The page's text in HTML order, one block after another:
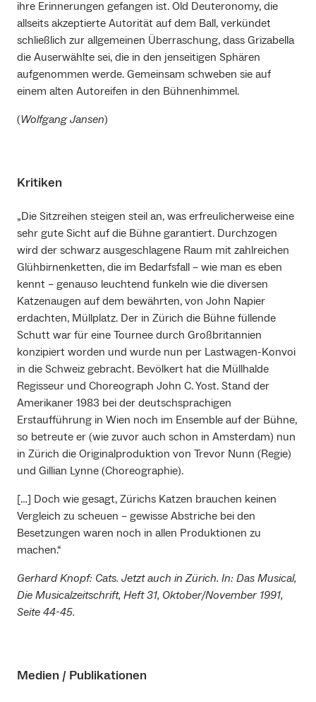
ihre Erinnerungen gefangen ist. Old Deuteronomy, die
allseits akzeptierte Autorität auf dem Ball, verkündet
schließlich zur allgemeinen Überraschung, dass Grizabella
die Auserwählte sei, die in den jenseitigen Sphären
aufgenommen werde. Gemeinsam schweben sie auf
einem alten Autoreifen in den Bühnenhimmel.
(Wolfgang Jansen)
Kritiken
„Die Sitzreihen steigen steil an, was erfreulicherweise eine
sehr gute Sicht auf die Bühne garantiert. Durchzogen
wird der schwarz ausgeschlagene Raum mit zahlreichen
Glühbirnenketten, die im Bedarfsfall – wie man es eben
kennt – genauso leuchtend funkeln wie die diversen
Katzenaugen auf dem bewährten, von John Napier
erdachten, Müllplatz. Der in Zürich die Bühne füllende
Schutt war für eine Tournee durch Großbritannien
konzipiert worden und wurde nun per Lastwagen-Konvoi
in die Schweiz gebracht. Bevölkert hat die Müllhalde
Regisseur und Choreograph John C. Yost. Stand der
Amerikaner 1983 bei der deutschsprachigen
Erstaufführung in Wien noch im Ensemble auf der Bühne,
so betreute er (wie zuvor auch schon in Amsterdam) nun
in Zürich die Originalproduktion von Trevor Nunn (Regie)
und Gillian Lynne (Choreographie).
[…] Doch wie gesagt, Zürichs Katzen brauchen keinen
Vergleich zu scheuen – gewisse Abstriche bei den
Besetzungen waren noch in allen Produktionen zu
machen.“
Gerhard Knopf: Cats. Jetzt auch in Zürich. In: Das Musical,
Die Musicalzeitschrift, Heft 31, Oktober/November 1991,
Seite 44-45.
Medien / Publikationen